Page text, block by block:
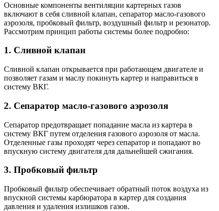
Основные компоненты вентиляции картерных газов
включают в себя сливной клапан, сепаратор масло-газового
аэрозоля, пробковый фильтр, воздушный фильтр и резонатор.
Рассмотрим принцип работы системы более подробно:
1. Сливной клапан
Сливной клапан открывается при работающем двигателе и
позволяет газам и маслу покинуть картер и направиться в
систему ВКГ.
2. Сепаратор масло-газового аэрозоля
Сепаратор предотвращает попадание масла из картера в
систему ВКГ путем отделения газового аэрозоля от масла.
Отделенные газы проходят через сепаратор и попадают во
впускную систему двигателя для дальнейшей сжигания.
3. Пробковый фильтр
Пробковый фильтр обеспечивает обратный поток воздуха из
впускной системы карбюратора в картер для создания
давления и удаления излишков газов.